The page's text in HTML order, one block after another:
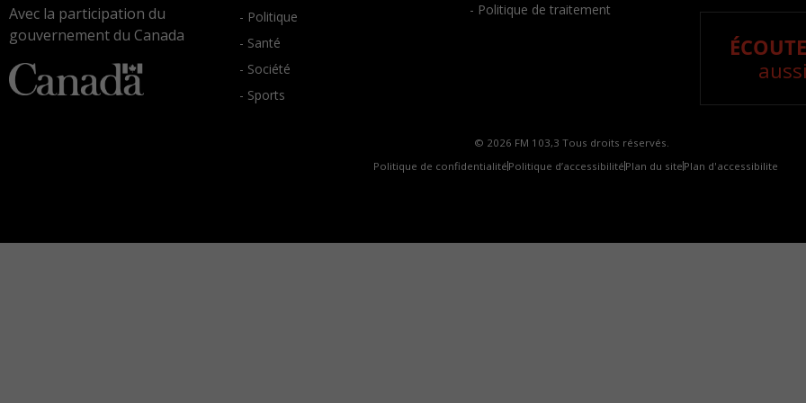
Avec la participation du
gouvernement du Canada
- Politique
- Santé
- Société
- Sports
- Politique de traitement
© 2026 FM 103,3 Tous droits réservés.
Politique de confidentialité Politique d’accessibilité Plan du site Plan d'accessibilite